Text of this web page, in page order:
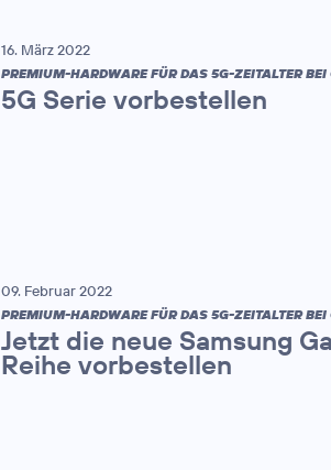
16. März 2022
PREMIUM-HARDWARE FÜR DAS 5G-ZEITALTER BEI
5G Serie vorbestellen
09. Februar 2022
PREMIUM-HARDWARE FÜR DAS 5G-ZEITALTER BEI
Jetzt die neue Samsung
Reihe vorbestellen